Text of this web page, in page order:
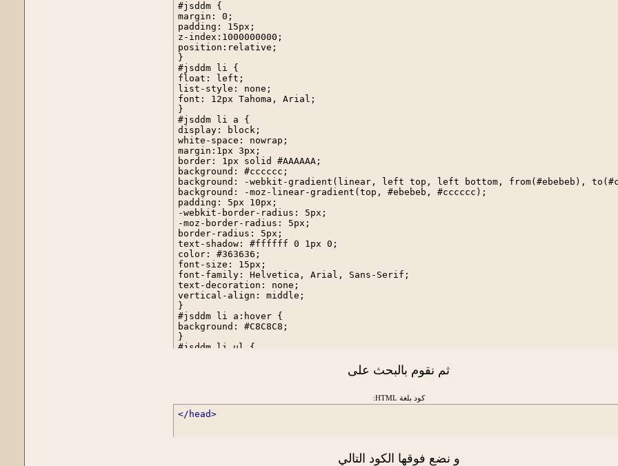
#jsddm {
margin: 0;
padding: 15px;
z-index:1000000000;
position:relative;
}
#jsddm li {
float: left;
list-style: none;
font: 12px Tahoma, Arial;
}
#jsddm li a {
display: block;
white-space: nowrap;
margin:1px 3px;
border: 1px solid #AAAAAA;
background: #cccccc;
background: -webkit-gradient(linear, left top, left bottom, from(#ebebeb),
background: -moz-linear-gradient(top, #ebebeb, #cccccc);
padding: 5px 10px;
-webkit-border-radius: 5px;
-moz-border-radius: 5px;
border-radius: 5px;
text-shadow: #ffffff 0 1px 0;
color: #363636;
font-size: 15px;
font-family: Helvetica, Arial, Sans-Serif;
text-decoration: none;
vertical-align: middle;
}
#jsddm li a:hover {
background: #C8C8C8;
}
#jsddm li ul {
#jsddm li ul li {
ثم نقوم بالبحث على
كود بلغة HTML:
</head>
و نضع فوقها الكود التالي